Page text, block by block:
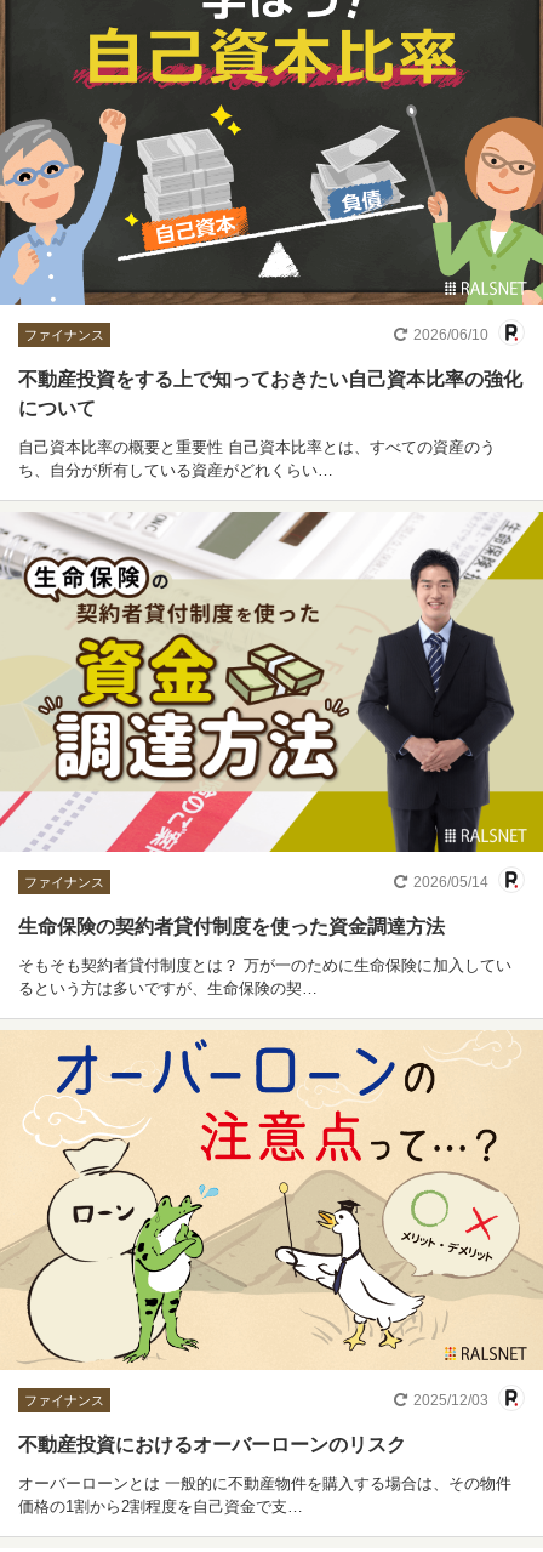
ファイナンス 2026/06/10
不動産投資をする上で知っておきたい自己資本比率の強化
について
自己資本比率の概要と重要性 自己資本比率とは、すべての資産のう
ち、自分が所有している資産がどれくらい…
ファイナンス 2026/05/14
生命保険の契約者貸付制度を使った資金調達方法
そもそも契約者貸付制度とは？ 万が一のために生命保険に加入してい
るという方は多いですが、生命保険の契…
ファイナンス 2025/12/03
不動産投資におけるオーバーローンのリスク
オーバーローンとは 一般的に不動産物件を購入する場合は、その物件
価格の1割から2割程度を自己資金で支…